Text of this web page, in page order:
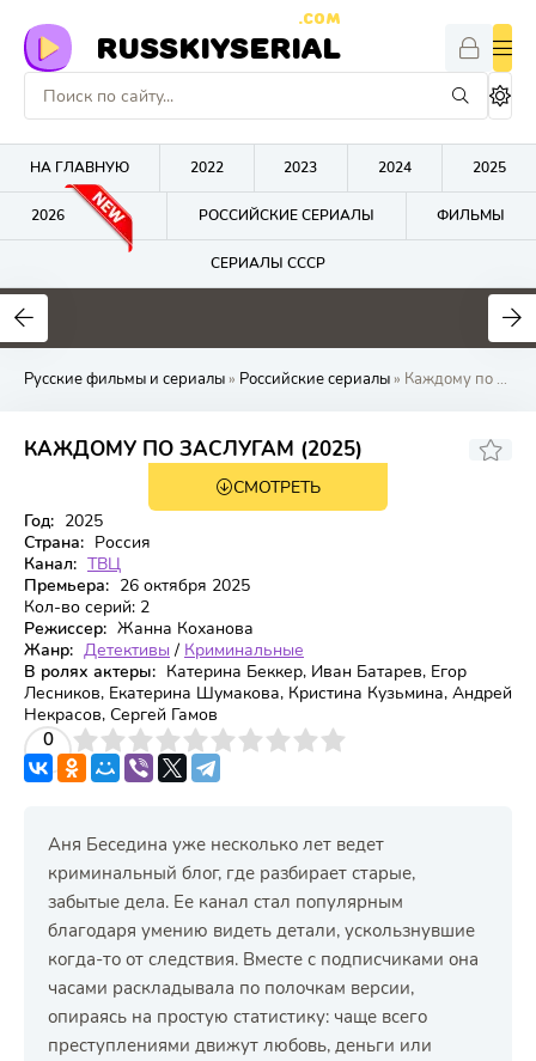
RUSSKIYSERIAL
.COM
НА ГЛАВНУЮ 2022 2023 2024 2025
2026 РОССИЙСКИЕ СЕРИАЛЫ ФИЛЬМЫ
СЕРИАЛЫ СССР
0
Русские фильмы и сериалы» Российские сериалы» Каждому по
КАЖДОМУ ПО ЗАСЛУГАМ (2025)
СМОТРЕТЬ
Год: 2025
Страна: Россия
Канал: ТВЦ
Премьера: 26 октября 2025
Кол-во серий: 2
Режиссер: Жанна Коханова
Жанр: Детективы / Криминальные
В ролях актеры: Катерина Беккер, Иван Батарев, Егор
Лесников, Екатерина Шумакова, Кристина Кузьмина, Андрей
Некрасов, Сергей Гамов
0
4 5 6 7 8 9 10
Аня Беседина уже несколько лет ведет
криминальный блог, где разбирает старые,
забытые дела. Ее канал стал популярным
благодаря умению видеть детали, ускользнувшие
когда-то от следствия. Вместе с подписчиками она
часами раскладывала по полочкам версии,
опираясь на простую статистику: чаще всего
преступлениями движут любовь, деньги или